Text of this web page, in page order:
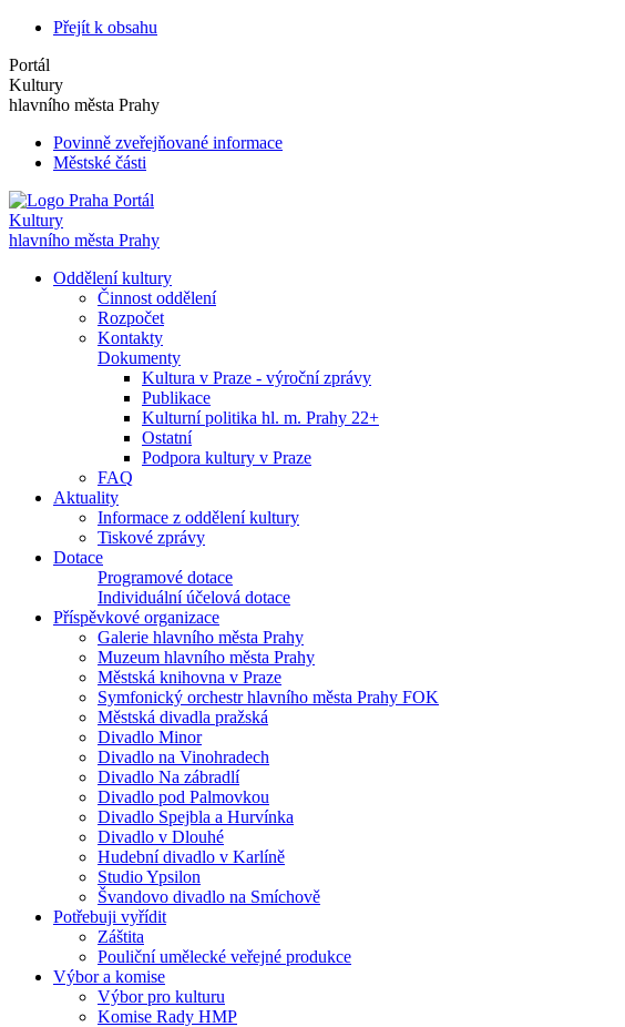
Přejít k obsahu
Portál
Kultury
hlavního města Prahy
Povinně zveřejňované informace
Městské části
Portál
Kultury
hlavního města Prahy
Oddělení kultury
Činnost oddělení
Rozpočet
Kontakty
Dokumenty
Kultura v Praze - výroční zprávy
Publikace
Kulturní politika hl. m. Prahy 22+
Ostatní
Podpora kultury v Praze
FAQ
Aktuality
Informace z oddělení kultury
Tiskové zprávy
Dotace
Programové dotace
Individuální účelová dotace
Příspěvkové organizace
Galerie hlavního města Prahy
Muzeum hlavního města Prahy
Městská knihovna v Praze
Symfonický orchestr hlavního města Prahy FOK
Městská divadla pražská
Divadlo Minor
Divadlo na Vinohradech
Divadlo Na zábradlí
Divadlo pod Palmovkou
Divadlo Spejbla a Hurvínka
Divadlo v Dlouhé
Hudební divadlo v Karlíně
Studio Ypsilon
Švandovo divadlo na Smíchově
Potřebuji vyřídit
Záštita
Pouliční umělecké veřejné produkce
Výbor a komise
Výbor pro kulturu
Komise Rady HMP